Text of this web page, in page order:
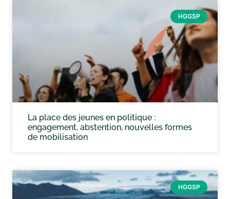
HGGSP
La place des jeunes en politique :
engagement, abstention, nouvelles formes
de mobilisation
HGGSP